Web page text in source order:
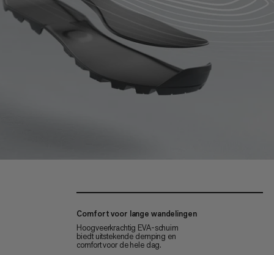
Comfort voor lange wandelingen
Hoogveerkrachtig EVA-schuim
biedt uitstekende demping en
comfort voor de hele dag.